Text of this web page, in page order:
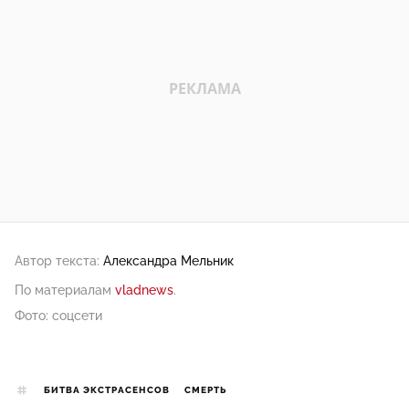
Автор текста: Александра Мельник
По материалам vladnews.
Фото: соцсети
БИТВА ЭКСТРАСЕНСОВ СМЕРТЬ